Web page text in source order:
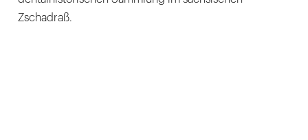
Zschadraß.